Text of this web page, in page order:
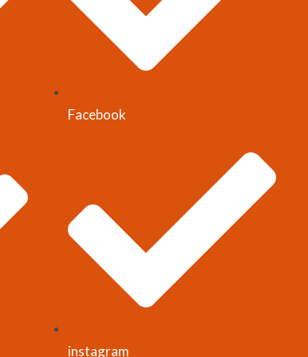
Facebook
instagram